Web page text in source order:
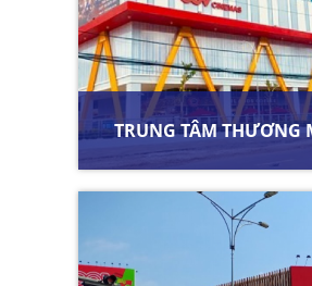
TRUNG TÂM THƯƠNG